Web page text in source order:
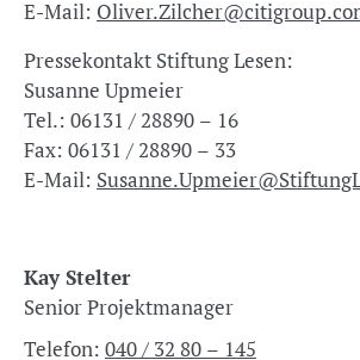
E-Mail:
Pressekontakt Stiftung Lesen:
Susanne Upmeier
Tel.: 06131 / 28890 – 16
Fax: 06131 / 28890 – 33
E-Mail:
Kay Stelter
Senior Projektmanager
Telefon: 040 / 32 80 – 145